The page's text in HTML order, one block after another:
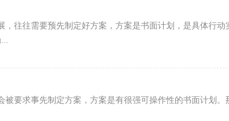
，往往需要预先制定好方案，方案是书面计划，是具体行动
要求事先制定方案，方案是有很强可操作性的书面计划。